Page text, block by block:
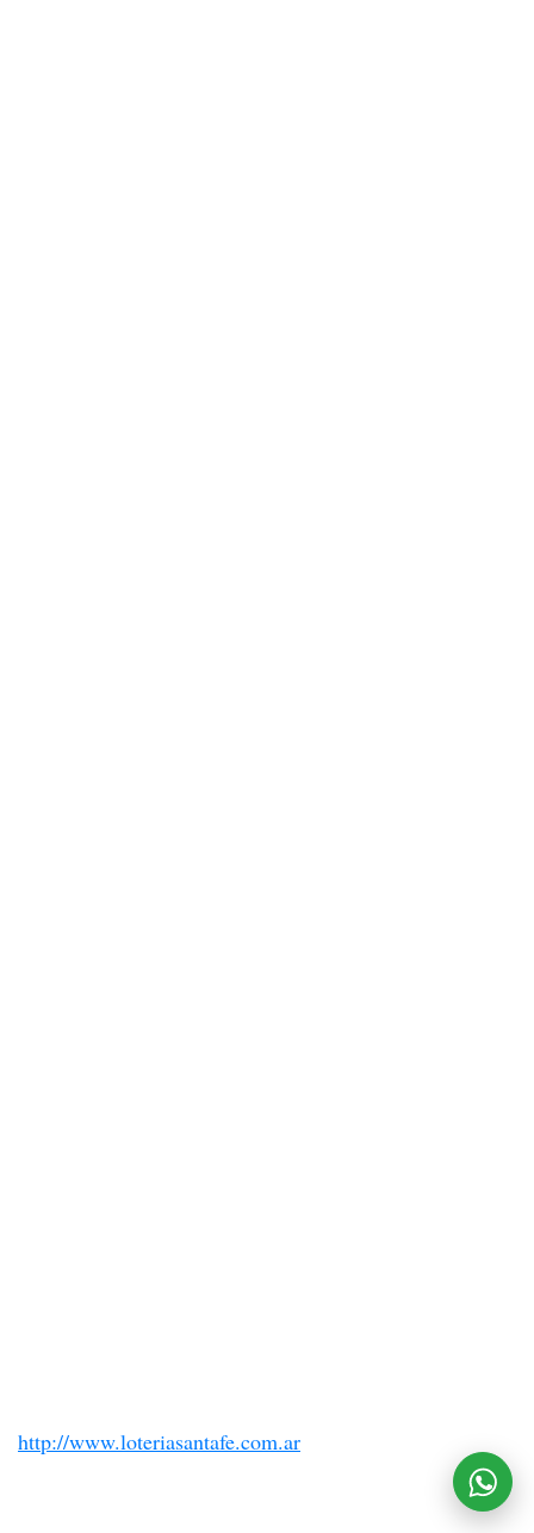
http://www.loteriasantafe.com.ar